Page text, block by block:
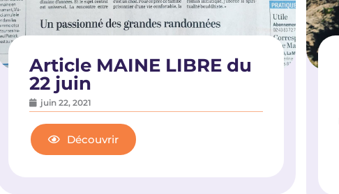
Article MAINE LIBRE du
22 juin
juin 22, 2021
Découvrir